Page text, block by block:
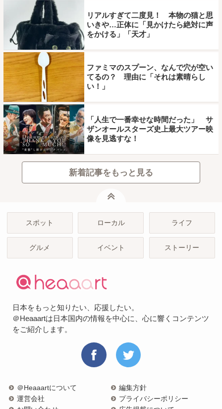
リアルすぎて二度見！ 本物の猫と思
いきや…正体に「見かけたら絶対に声
をかける」「天才」
ファミマのスプーン、なんで穴が空い
てるの？ 理由に「それは素晴らし
い！」
「人生で一番幸せな時間だった」 サ
ザンオールスターズ史上最大ツアー映
像を見逃すな！
新着記事をもっと見る
スポット ローカル ライフ
グルメ イベント ストーリー
日本をもっと知りたい、応援したい。
＠Heaaartは日本国内の情報を中心に、心に響くコンテンツ
をご紹介します。
＠Heaaartについて
編集方針
運営会社
プライバシーポリシー